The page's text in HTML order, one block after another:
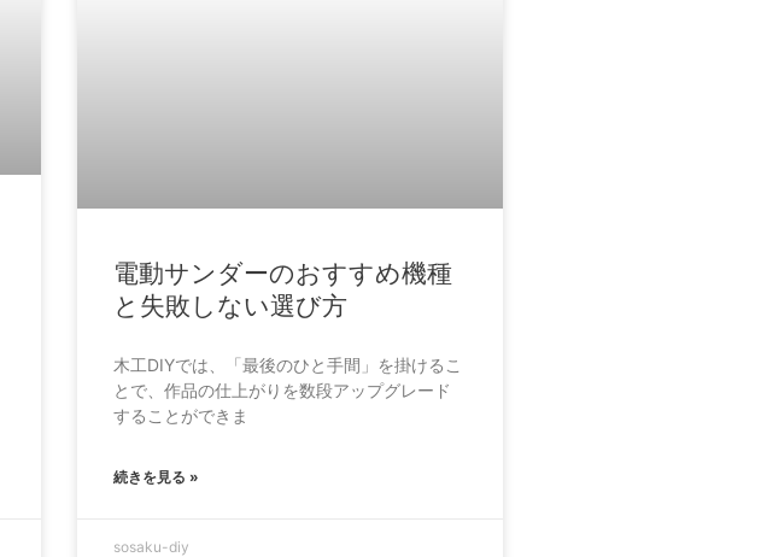
電動サンダーのおすすめ機種
と失敗しない選び方
木工DIYでは、「最後のひと手間」を掛けるこ
とで、作品の仕上がりを数段アップグレード
することができま
続きを見る »
sosaku-diy